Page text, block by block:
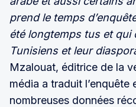
prend le temps
été longtemps tus et qui
Tunisiens et leur
Mzalouat, éditrice de la
média a traduit l’enquête
nombreuses données